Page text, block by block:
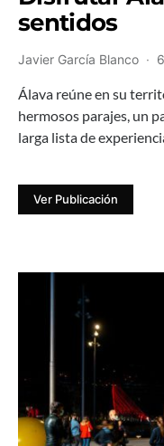
sentidos
Javier García Blanco
Álava reúne en su
hermosos parajes, un
larga lista de
Ver Publicación